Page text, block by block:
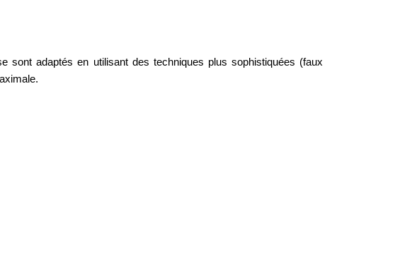
adaptés en utilisant des techniques plus sophistiquées (faux